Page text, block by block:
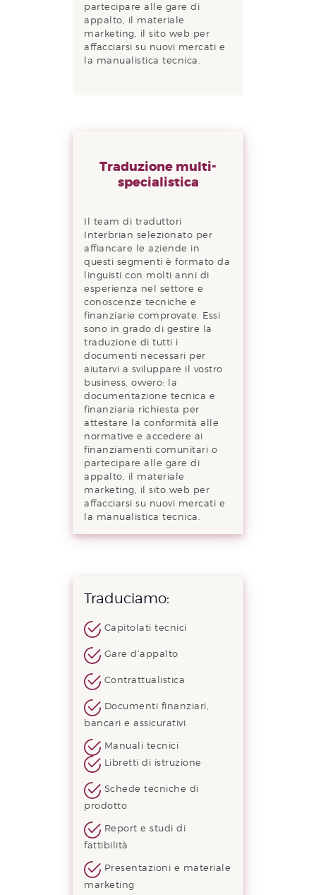
partecipare alle gare di
appalto, il materiale
marketing, il sito web per
affacciarsi su nuovi mercati e
la manualistica tecnica.
Traduzione multi-
specialistica
Il team di traduttori
Interbrian selezionato per
affiancare le aziende in
questi segmenti è formato da
linguisti con molti anni di
esperienza nel settore e
conoscenze tecniche e
finanziarie comprovate. Essi
sono in grado di gestire la
traduzione di tutti i
documenti necessari per
aiutarvi a sviluppare il vostro
business, ovvero: la
documentazione tecnica e
finanziaria richiesta per
attestare la conformità alle
normative e accedere ai
finanziamenti comunitari o
partecipare alle gare di
appalto, il materiale
marketing, il sito web per
affacciarsi su nuovi mercati e
la manualistica tecnica.
Traduciamo:
Capitolati tecnici
Gare d’appalto
Contrattualistica
Documenti finanziari,
bancari e assicurativi
Manuali tecnici
Libretti di istruzione
Schede tecniche di
prodotto
Report e studi di
fattibilità
Presentazioni e materiale
marketing